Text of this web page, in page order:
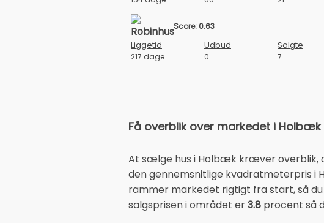
Score: 0.63
Liggetid Udbud Solgte
217 dage 0 7
Få overblik over markedet i Holbæk
At sælge hus i Holbæk kræver overblik,
den gennemsnitlige kvadratmeterpris i
rammer markedet rigtigt fra start, så
salgsprisen i området er3.8 procent så